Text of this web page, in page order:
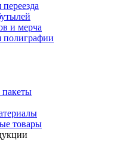
и мерча
полиграфии
товары